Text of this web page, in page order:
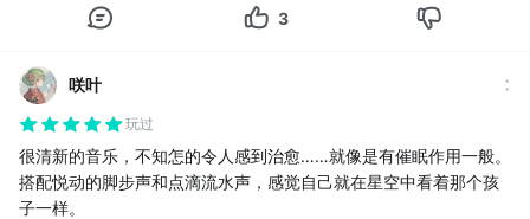
3
咲叶
玩过
很清新的音乐，不知怎的令人感到治愈……就像是有催眠作用一般。
搭配悦动的脚步声和点滴流水声，感觉自己就在星空中看着那个孩
子一样。